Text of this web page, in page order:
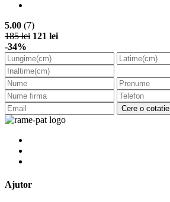
5.00 (7)
185 lei 121 lei
-34%
Cere o cotatie
Ajutor